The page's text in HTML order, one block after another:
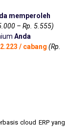
memperoleh
– Rp. 5.555)
Anda
/ cabang (Rp.
cloud ERP yang